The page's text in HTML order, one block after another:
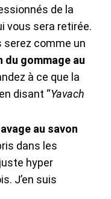
de la
vous sera retirée.
serez comme un
du gommage au
à ce que la
disant “Yavach
au savon
dans les
hyper
J’en suis